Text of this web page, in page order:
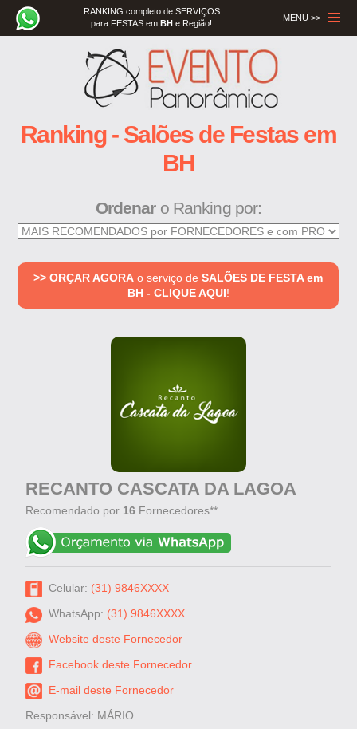
RANKING completo de SERVIÇOS
para FESTAS em BH e Região!
MENU >>
Ranking - Salões de Festas em
BH
Ordenaro Ranking por:
>> ORÇAR AGORA o serviço deSALÕES DE FESTA em
BH - CLIQUE AQUI!
RECANTO CASCATA DA LAGOA
Recomendado por 16 Fornecedores**
Celular: (31) 9846XXXX
WhatsApp: (31) 9846XXXX
Website deste Fornecedor
Facebook deste Fornecedor
E-mail deste Fornecedor
Responsável: MÁRIO